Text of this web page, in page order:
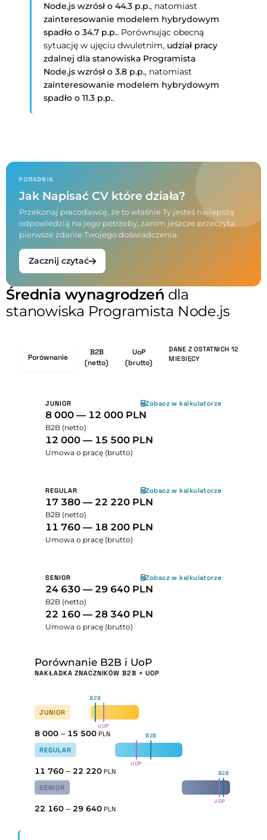
Node.js wzrósł o 44.3 p.p., natomiast
zainteresowanie modelem hybrydowym
spadło o 34.7 p.p.. Porównując obecną
sytuację w ujęciu dwuletnim, udział pracy
zdalnej dla stanowiska Programista
Node.js wzrósł o 3.8 p.p., natomiast
zainteresowanie modelem hybrydowym
spadło o 11.3 p.p..
PORADNIK
Jak Napisać CV które działa?
Przekonaj pracodawcę, że to właśnie Ty jesteś najlepszą
odpowiedzią na jego potrzeby, zanim jeszcze przeczyta
pierwsze zdanie Twojego doświadczenia.
Zacznij czytać
Średnia wynagrodzeń dla
stanowiska Programista Node.js
Porównanie
B2B
(netto)
UoP
(brutto)
DANE Z OSTATNICH 12
MIESIĘCY
JUNIOR Zobacz w kalkulatorze
8 000 — 12 000 PLN
B2B (netto)
12 000 — 15 500 PLN
Umowa o pracę (brutto)
REGULAR Zobacz w kalkulatorze
17 380 — 22 220 PLN
B2B (netto)
11 760 — 18 200 PLN
Umowa o pracę (brutto)
SENIOR Zobacz w kalkulatorze
24 630 — 29 640 PLN
B2B (netto)
22 160 — 28 340 PLN
Umowa o pracę (brutto)
Porównanie B2B i UoP
NAKŁADKA ZNACZNIKÓW B2B + UOP
JUNIOR
B2B
UOP
8 000 – 15 500 PLN
REGULAR
B2B
UOP
11 760 – 22 220 PLN
SENIOR
B2B
UOP
22 160 – 29 640 PLN